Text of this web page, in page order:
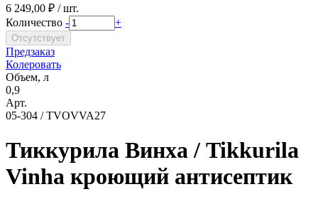
6 249,00 ₽ / шт.
Количество - +
Предзаказ
Колеровать
Объем, л
0,9
Арт.
05-304 / TVOVVA27
Тиккурила Винха / Tikkurila
Vinha кроющий антисептик